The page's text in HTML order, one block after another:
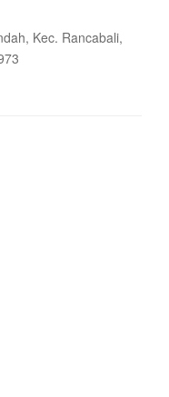
Kec. Rancabali,